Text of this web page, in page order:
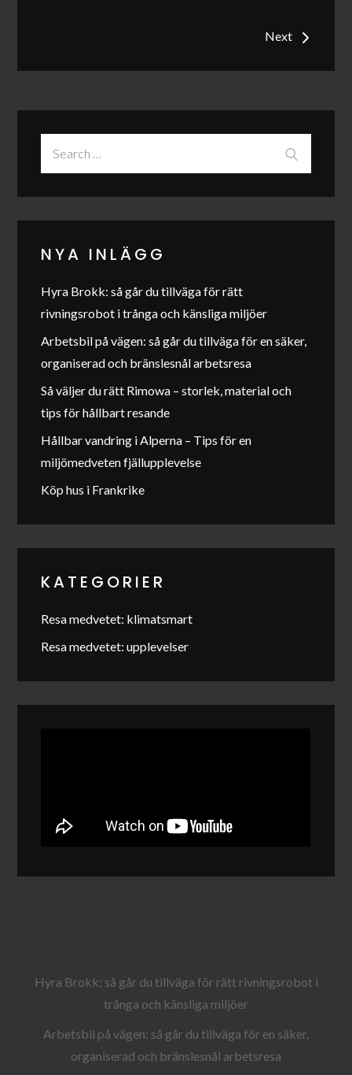
Next
NYA INLÄGG
Hyra Brokk: så går du tillväga för rätt
rivningsrobot i trånga och känsliga miljöer
Arbetsbil på vägen: så går du tillväga för en säker,
organiserad och bränslesnål arbetsresa
Så väljer du rätt Rimowa – storlek, material och
tips för hållbart resande
Hållbar vandring i Alperna – Tips för en
miljömedveten fjällupplevelse
Köp hus i Frankrike
KATEGORIER
Resa medvetet: klimatsmart
Resa medvetet: upplevelser
Hyra Brokk: så går du tillväga för rätt rivningsrobot i
trånga och känsliga miljöer
Arbetsbil på vägen: så går du tillväga för en säker,
organiserad och bränslesnål arbetsresa